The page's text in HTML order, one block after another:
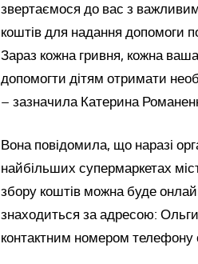
звертаємося до вас з
коштів для надання допомоги
Зараз кожна гривня, кожна
допомогти дітям отримати
– зазначила Катерина
Вона повідомила, що наразі
найбільших супермаркетах
збору коштів можна буде
знаходиться за адресою:
контактним номером телефону